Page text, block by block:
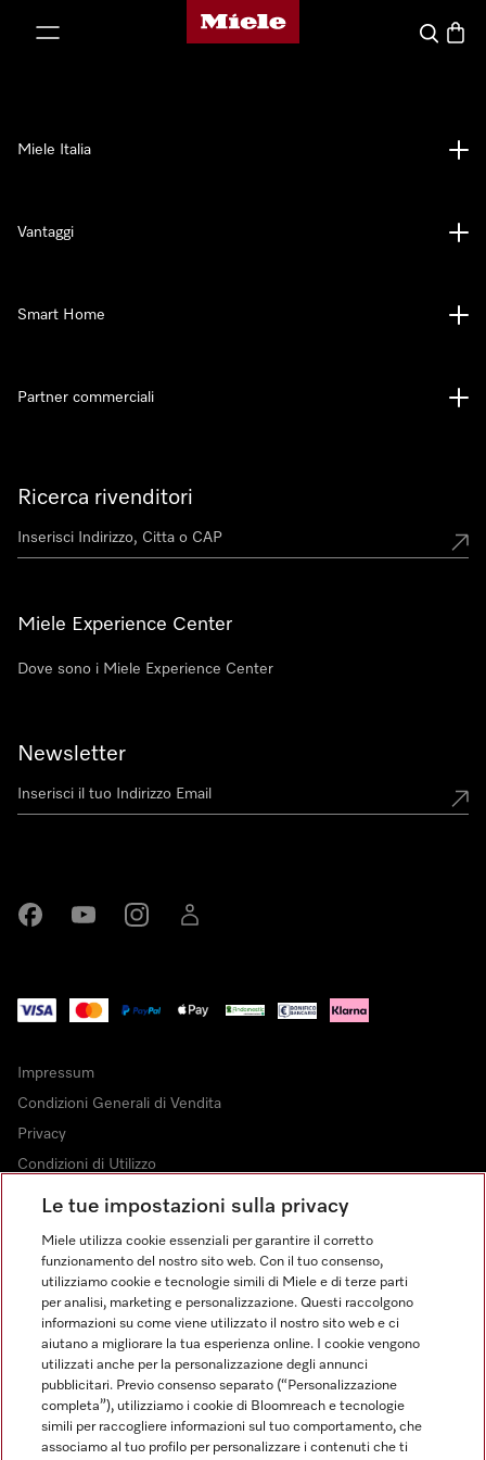
Homepage di Miele
Cerca
Ricerca rivenditori
Miele Experience Center
Dove sono i Miele Experience Center
Newsletter
Miele Italia
Vantaggi
Smart Home
Partner commerciali
Impressum
Condizioni Generali di Vendita
Privacy
Condizioni di Utilizzo
Dichiarazione di Accessibilità
Legge sui servizi digitali
Impostazioni dei cookie
FINANZIAMENTO FINO A 50 MESI CON OPZIONE 10 E TASSO
ZERO
Le tue impostazioni sulla privacy
Miele utilizza cookie essenziali per garantire il corretto
funzionamento del nostro sito web. Con il tuo consenso,
utilizziamo cookie e tecnologie simili di Miele e di terze parti
per analisi, marketing e personalizzazione. Questi raccolgono
informazioni su come viene utilizzato il nostro sito web e ci
aiutano a migliorare la tua esperienza online. I cookie vengono
utilizzati anche per la personalizzazione degli annunci
pubblicitari. Previo consenso separato (“Personalizzazione
completa”), utilizziamo i cookie di Bloomreach e tecnologie
simili per raccogliere informazioni sul tuo comportamento, che
associamo al tuo profilo per personalizzare i contenuti che ti